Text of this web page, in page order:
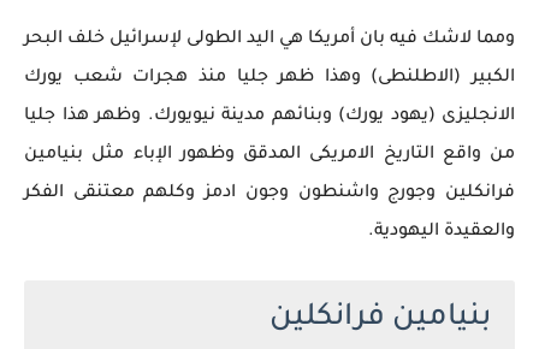
ومما لاشك فيه بان أمريكا هي اليد الطولى لإسرائيل خلف البحر
الكبير (الاطلنطى) وهذا ظهر جليا منذ هجرات شعب يورك
الانجليزى (يهود يورك) وبنائهم مدينة نيويورك. وظهر هذا جليا
من واقع التاريخ الامريكى المدقق وظهور الإباء مثل بنيامين
فرانكلين وجورج واشنطون وجون ادمز وكلهم معتنقى الفكر
والعقيدة اليهودية.
بنيامين فرانكلين